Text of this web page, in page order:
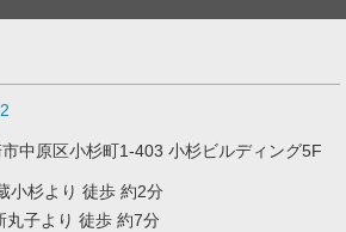
中原区小杉町1-403 小杉ビルディング5F
小杉より 徒歩 約2分
丸子より 徒歩 約7分